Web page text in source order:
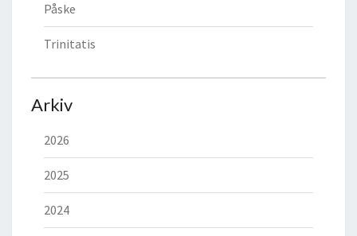
Påske
Trinitatis
Arkiv
2026
2025
2024